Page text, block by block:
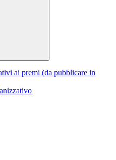
ai premi (da pubblicare in